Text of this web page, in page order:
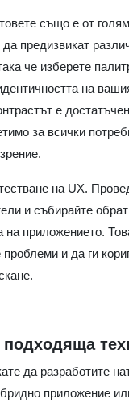
също е от
да предизвикат
че изберете
на
е
за всички
на UX.
и събирайте
на приложението.
и да ги
подходяща
да разработите
приложение